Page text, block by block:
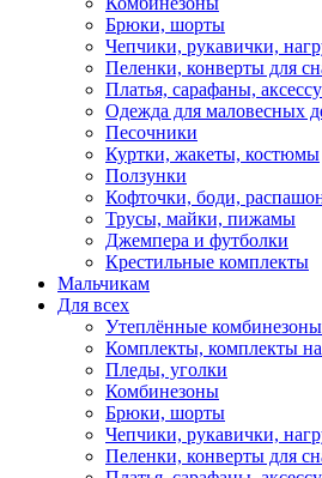
Брюки, шорты
Чепчики, рукавички,
Пеленки, конверты для
Платья, сарафаны,
Одежда для маловесных
Песочники
Куртки, жакеты, костюмы
Ползунки
Кофточки, боди,
Трусы, майки, пижамы
Джемпера и футболки
Крестильные комплекты
Мальчикам
Для всех
Утеплённые
Комплекты, комплекты
Пледы, уголки
Комбинезоны
Брюки, шорты
Чепчики, рукавички,
Пеленки, конверты для